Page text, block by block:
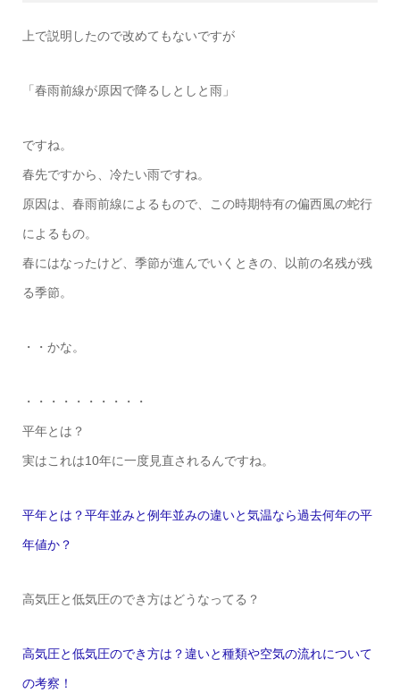
上で説明したので改めてもないですが
「春雨前線が原因で降るしとしと雨」
ですね。
春先ですから、冷たい雨ですね。
原因は、春雨前線によるもので、この時期特有の偏西風の蛇行
によるもの。
春にはなったけど、季節が進んでいくときの、以前の名残が残
る季節。
・・かな。
・・・・・・・・・・
平年とは？
実はこれは10年に一度見直されるんですね。
平年とは？平年並みと例年並みの違いと気温なら過去何年の平
年値か？
高気圧と低気圧のでき方はどうなってる？
高気圧と低気圧のでき方は？違いと種類や空気の流れについて
の考察！